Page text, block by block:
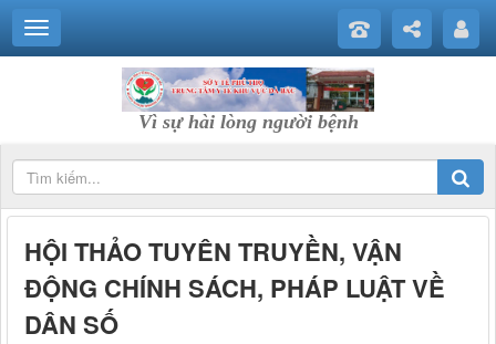
Vì sự hài lòng người bệnh
HỘI THẢO TUYÊN TRUYỀN, VẬN
ĐỘNG CHÍNH SÁCH, PHÁP LUẬT VỀ
DÂN SỐ